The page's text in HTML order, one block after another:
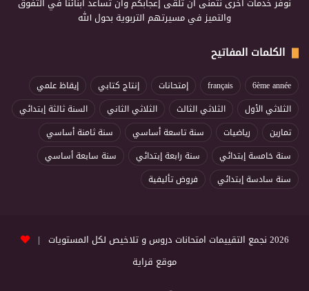
والتميز في مسيرتهم التربوية بحول الله
الكلمات المفاتيح
6ème année
français إمتحانات إنتاج كتابي
إيقاظ علمي
الثلاثي الأول
الثلاثي الثالث الثلاثي الثاني
السنة ثالثة إبتدائي
تمارين
رياضيات سنة تاسعة أساسي
سنة ثامنة أساسي
سنة خامسة إبتدائي
سنة رابعة إبتدائي
سنة سابعة أساسي
سنة سادسة إبتدائي
فروض تأليفية
2026 نجمع التقييمات امتحانات دروس و تلاخيص لكل المستويات |
موقع قراية